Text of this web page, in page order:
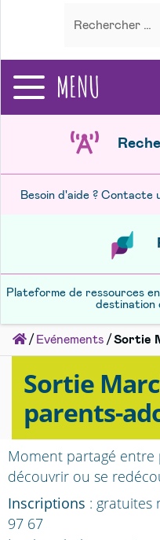
MENU
Besoin d'aide ? Contacte
Plateforme de ressources
destination
Accueil
Evénements Sortie
Sortie
parents-
Moment partagé entre
découvrir ou se
Inscriptions : gratuites
97 67